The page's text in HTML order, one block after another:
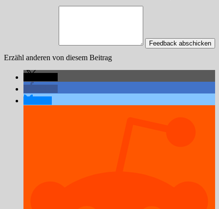
Feedback abschicken
Erzähl anderen von diesem Beitrag